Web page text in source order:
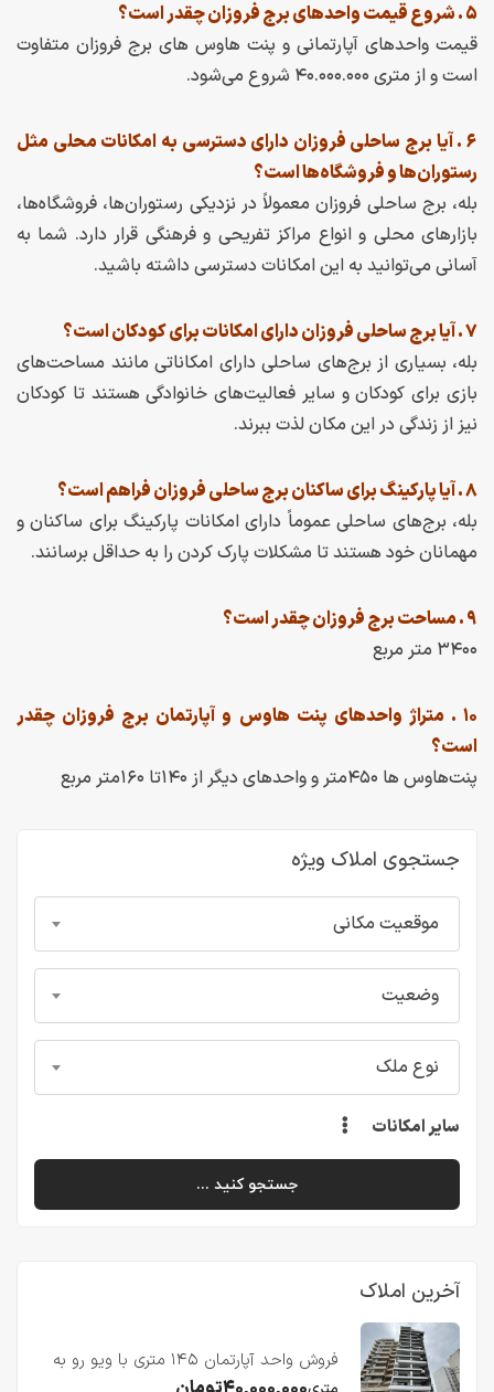
جستجوی املاک ویژه
موقعیت مکانی
وضعیت
نوع ملک
سایر امکانات
جستجو کنید ...
آخرین املاک
فروش واحد آپارتمان ۱۴۵ متری با ویو رو به
دریا در فریدونکنار
۵ . شروع قیمت واحدهای برج فروزان چقدر است؟
قیمت واحدهای آپارتمانی و پنت هاوس های برج فروزان متفاوت
است و از متری ۴۰.۰۰۰.۰۰۰ شروع می‌شود.
۶ . آیا برج ساحلی فروزان دارای دسترسی به امکانات محلی مثل
رستوران‌ها و فروشگاه‌ها است؟
بله، برج ساحلی فروزان معمولاً در نزدیکی رستوران‌ها، فروشگاه‌ها،
بازارهای محلی و انواع مراکز تفریحی و فرهنگی قرار دارد. شما به
آسانی می‌توانید به این امکانات دسترسی داشته باشید.
۷ . آیا برج ساحلی فروزان دارای امکانات برای کودکان است؟
بله، بسیاری از برج‌های ساحلی دارای امکاناتی مانند مساحت‌های
بازی برای کودکان و سایر فعالیت‌های خانوادگی هستند تا کودکان
نیز از زندگی در این مکان لذت ببرند.
۸ . آیا پارکینگ برای ساکنان برج ساحلی فروزان فراهم است؟
بله، برج‌های ساحلی عموماً دارای امکانات پارکینگ برای ساکنان و
مهمانان خود هستند تا مشکلات پارک کردن را به حداقل برسانند.
۹ . مساحت برج فروزان چقدر است؟
۳۴۰۰ متر مربع
۱۰ . متراژ واحدهای پنت هاوس و آپارتمان برج فروزان چقدر
است؟
پنت‌هاوس‌ ها ۴۵۰متر و واحدهای دیگر از ۱۴۰تا ۱۶۰متر مربع